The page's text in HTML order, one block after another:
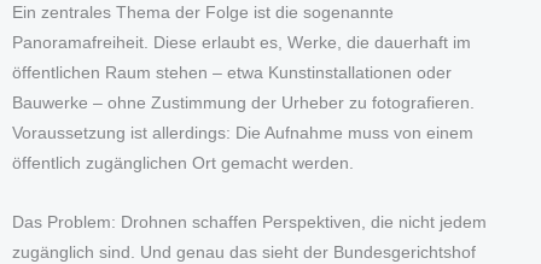
Ein zentrales Thema der Folge ist die sogenannte
Panoramafreiheit. Diese erlaubt es, Werke, die dauerhaft im
öffentlichen Raum stehen – etwa Kunstinstallationen oder
Bauwerke – ohne Zustimmung der Urheber zu fotografieren.
Voraussetzung ist allerdings: Die Aufnahme muss von einem
öffentlich zugänglichen Ort gemacht werden.
Das Problem: Drohnen schaffen Perspektiven, die nicht jedem
zugänglich sind. Und genau das sieht der Bundesgerichtshof